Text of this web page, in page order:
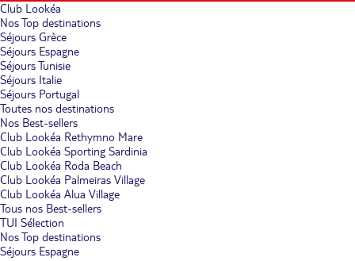
Club Lookéa
Nos Top destinations
Séjours Grèce
Séjours Espagne
Séjours Tunisie
Séjours Italie
Séjours Portugal
Toutes nos destinations
Nos Best-sellers
Club Lookéa Rethymno Mare
Club Lookéa Sporting Sardinia
Club Lookéa Roda Beach
Club Lookéa Palmeiras Village
Club Lookéa Alua Village
Tous nos Best-sellers
TUI Sélection
Nos Top destinations
Séjours Espagne